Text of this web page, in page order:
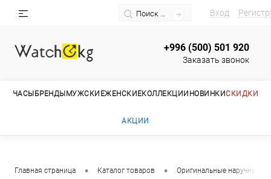
Вход
+996 (500) 501 920
Заказать звонок
ЧАСЫ БРЕНДЫ МУЖСКИЕЖЕНСКИЕКОЛЛЕКЦИИ НОВИНКИСКИДКИ
АКЦИИ
Главная страница • Каталог товаров • Оригинальные наручные